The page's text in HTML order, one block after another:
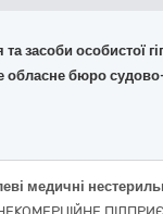
засоби особистої
обласне бюро